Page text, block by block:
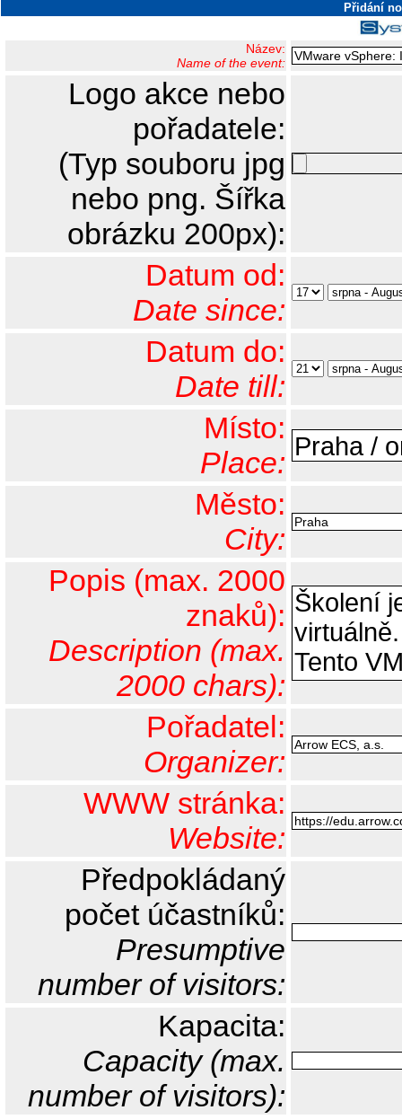
Přidání
Název:
Name of the event:
Logo akce nebo
pořadatele:
(Typ souboru jpg
nebo png. Šířka
obrázku 200px):
Datum od:
Date since:
Datum do:
Date till:
Místo:
Place:
Město:
City:
Popis (max. 2000
znaků):
Description (max.
2000 chars):
Pořadatel:
Organizer:
WWW stránka:
Website:
Předpokládaný
počet účastníků:
Presumptive
number of visitors:
Kapacita:
Capacity (max.
number of visitors):